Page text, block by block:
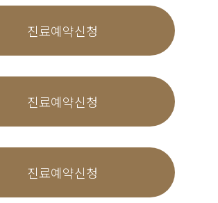
정보(인종 및 민족, 사상 및 신조, 출신지
지, 정치적 성향 및 범죄기록, 건강상태 및
등)는 수집하지 않습니다.
원가입, 상담, 서비스 신청 등등을 위해 아
정보를 수집하고 있습니다.
목 : 이름 , 생년월일 , 성별 , 로그인ID , 비
자택 전화번호 , 자택 주소 , 휴대전화번
기록
보 수집방법 : 홈페이지(회원가입)
자동수집 장치의 설치, 운영 및 그 거부
진료예약신청
진료예약신청
진료예약신청